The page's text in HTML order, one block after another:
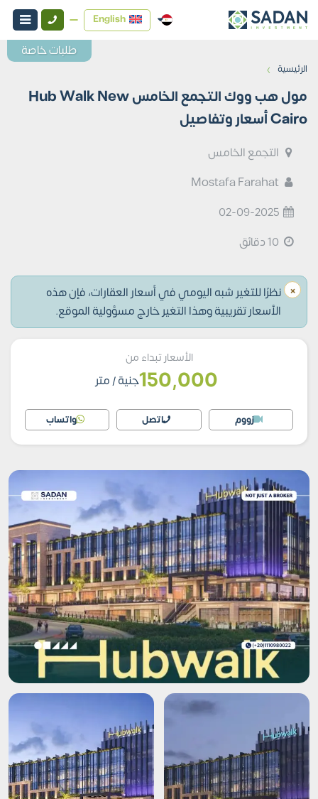
English
الرئيسية ›
مول هب ووك التجمع الخامس Hub Walk New
Cairo أسعار وتفاصيل
التجمع الخامس
Mostafa Farahat
02-09-2025
× نظرًا للتغير شبه اليومي في أسعار العقارات، فإن هذه
الأسعار تقريبية وهذا التغير خارج مسؤولية الموقع.
الأسعار تبداء من
150,000جنية/ متر
زووم اتصل واتساب
طلبات خاصة